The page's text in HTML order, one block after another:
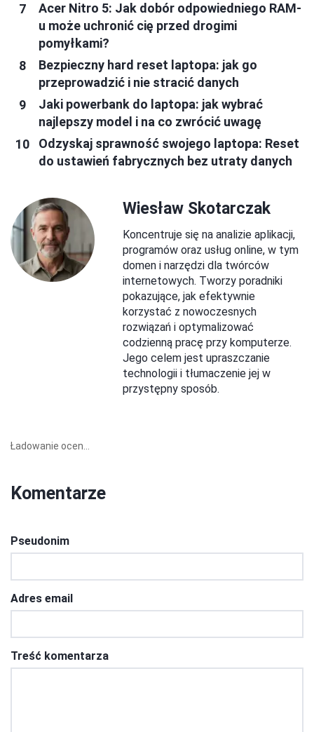
Acer Nitro 5: Jak dobór odpowiedniego RAM-
u może uchronić cię przed drogimi
pomyłkami?
Bezpieczny hard reset laptopa: jak go
przeprowadzić i nie stracić danych
Jaki powerbank do laptopa: jak wybrać
najlepszy model i na co zwrócić uwagę
Odzyskaj sprawność swojego laptopa: Reset
do ustawień fabrycznych bez utraty danych
Wiesław Skotarczak
Koncentruje się na analizie aplikacji,
programów oraz usług online, w tym
domen i narzędzi dla twórców
internetowych. Tworzy poradniki
pokazujące, jak efektywnie
korzystać z nowoczesnych
rozwiązań i optymalizować
codzienną pracę przy komputerze.
Jego celem jest upraszczanie
technologii i tłumaczenie jej w
przystępny sposób.
Ładowanie ocen...
Komentarze
Pseudonim
Adres email
Treść komentarza